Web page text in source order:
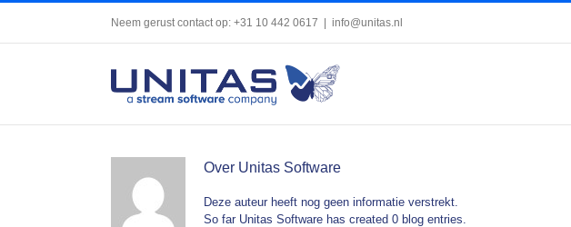
inhoud
Neem gerust contact op: +31 10 442 0617 info@unitas.nl
Over Unitas Software
Deze auteur heeft nog geen informatie verstrekt.
So far Unitas Software has created 0 blog entries.